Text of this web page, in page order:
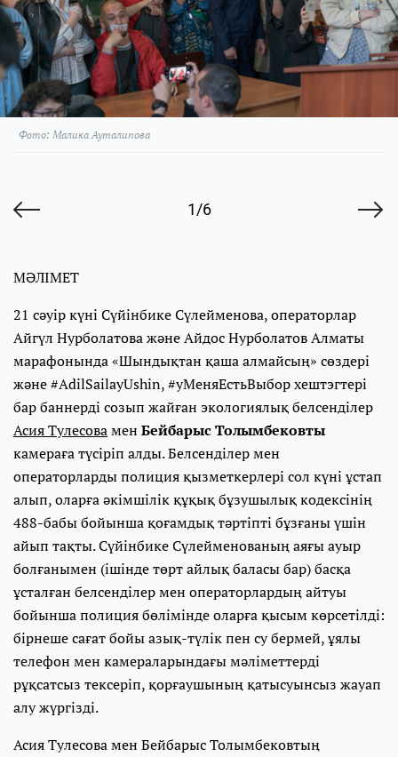
1/6
Фото: Малика Ауталипова
МӘЛІМЕТ
21 сәуір күні Сүйінбике Сүлейменова, операторлар
Айгүл Нурболатова және Айдос Нурболатов Алматы
марафонында «Шындықтан қаша алмайсың» сөздері
және #AdilSailayUshin, #уМеняЕстьВыбор хештэгтері
бар баннерді созып жайған экологиялық белсенділер
Асия Тулесовамен Бейбарыс Толымбековты
камераға түсіріп алды. Белсенділер мен
операторларды полиция қызметкерлері сол күні ұстап
алып, оларға әкімшілік құқық бұзушылық кодексінің
488-бабы бойынша қоғамдық тәртіпті бұзғаны үшін
айып тақты. Сүйінбике Сүлейменованың аяғы ауыр
болғанымен (ішінде төрт айлық баласы бар) басқа
ұсталған белсенділер мен операторлардың айтуы
бойынша полиция бөлімінде оларға қысым көрсетілді:
бірнеше сағат бойы азық-түлік пен су бермей, ұялы
телефон мен камераларындағы мәліметтерді
рұқсатсыз тексеріп, қорғаушының қатысуынсыз жауап
алу жүргізді.
Асия Тулесова мен Бейбарыс Толымбековтың